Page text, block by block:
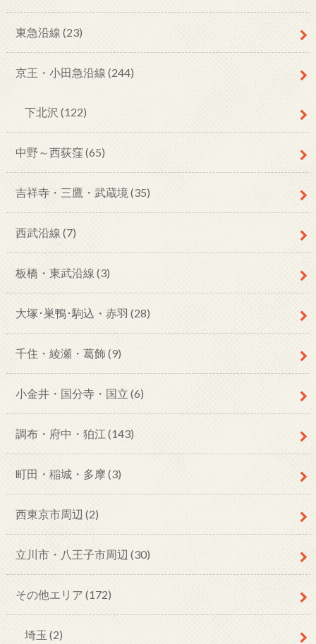
東急沿線 (23)
京王・小田急沿線 (244)
下北沢 (122)
中野～西荻窪 (65)
吉祥寺・三鷹・武蔵境 (35)
西武沿線 (7)
板橋・東武沿線 (3)
大塚･巣鴨･駒込・赤羽 (28)
千住・綾瀬・葛飾(9)
小金井・国分寺・国立 (6)
調布・府中・狛江 (143)
町田・稲城・多摩(3)
西東京市周辺 (2)
立川市・八王子市周辺 (30)
その他エリア (172)
埼玉 (2)